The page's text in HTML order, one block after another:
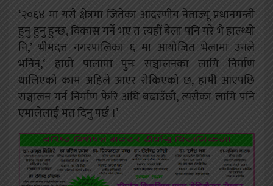
‘२०६४ मा यसै क्षेत्रमा जितेका आदरणीय नेताज्यू प्रधानमन्त्री
हुनु हुनु हुन्छ, विकास गर्ने भए त त्यहीं बेला पनि गरे भै हाल्थ्यो
नि,’ भीमदत्त नगरपालिका ६ मा आयोजित भेलामा उनले
भनिन्,‘ हाम्रो पालामा पुनः सञ्चालनका लागि निर्माण
थालिएको काम अहिले आएर रोकिएको छ, हामी आएपछि
सञ्चालन गर्न निर्माण फेरि अघि बढाउँछौ, त्यसैका लागि पनि
एमालेलाई मत दिनु पर्छ ।’